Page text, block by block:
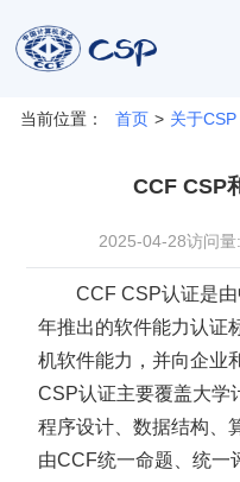
当前位置： 首页 > 关于CSP
CCF CSP
2025-04-28访问量:
CCF CSP认证是
年推出的软件能力认证
机软件能力，并向企业
CSP认证主要覆盖大学
程序设计、数据结构、
由CCF统一命题、统一